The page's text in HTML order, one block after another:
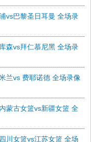
vs巴黎圣日耳曼 全场录
森vs拜仁慕尼黑 全场录
兰vs 费耶诺德 全场录像
蒙古女篮vs新疆女篮 全
川女篮vs江苏女篮 全场